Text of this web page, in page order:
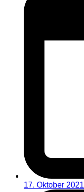
17. Oktober 2021